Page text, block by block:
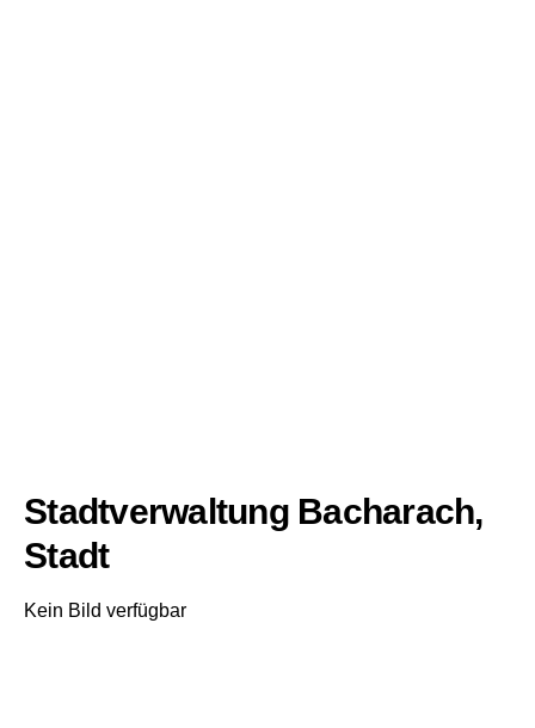
Stadtverwaltung Bacharach,
Stadt
Kein Bild verfügbar